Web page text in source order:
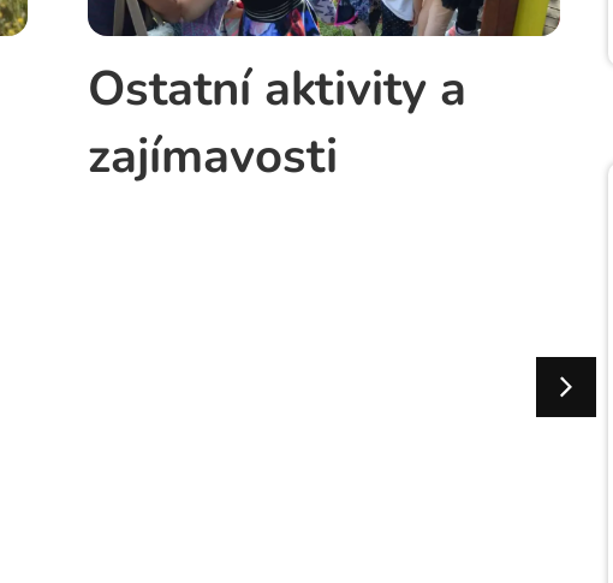
Ostatní aktivity a
zajímavosti